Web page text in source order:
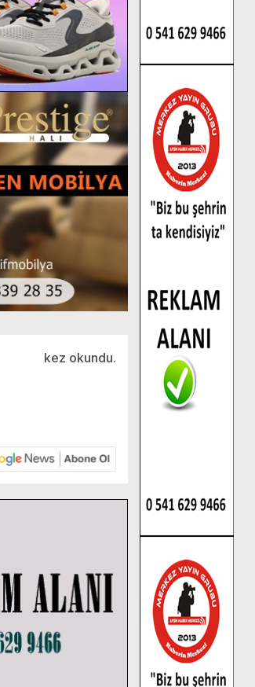
kez okundu.